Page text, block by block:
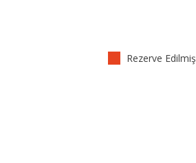
Rezerve Edilmiş